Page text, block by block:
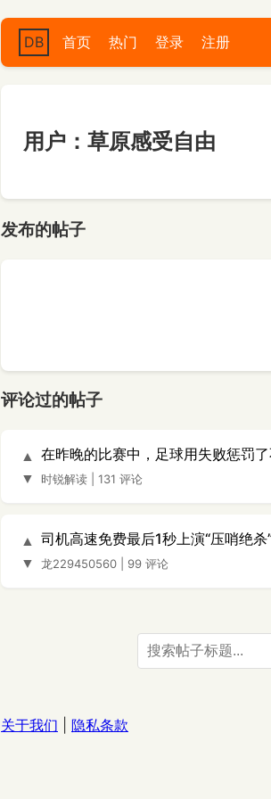
DB 首页 热门 登录 注册
用户：草原感受自由
发布的帖子
评论过的帖子
▲
▼
在昨晚的比赛中，足球用失败惩罚
时锐解读 131 评论
▲
▼
司机高速免费最后1秒上演“压哨绝杀
龙229450560 99 评论
关于我们 隐私条款